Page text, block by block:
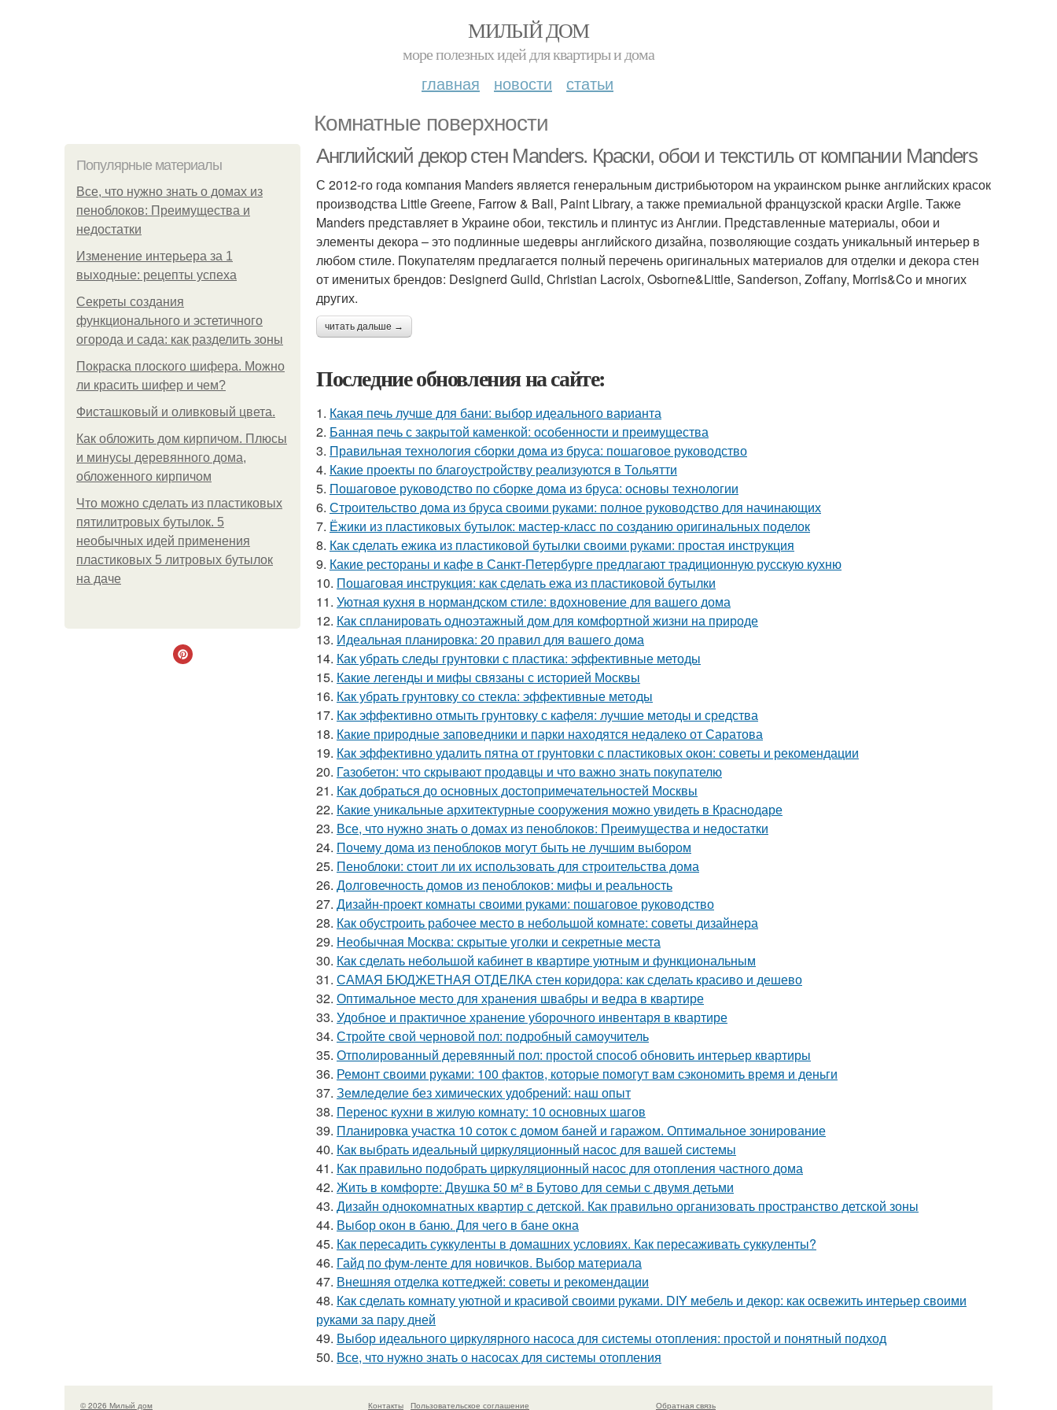
МИЛЫЙ ДОМ
море полезных идей для квартиры и дома
главная новости статьи
Комнатные поверхности
Популярные материалы
Все, что нужно знать о домах из
пеноблоков: Преимущества и
недостатки
Изменение интерьера за 1
выходные: рецепты успеха
Секреты создания
функционального и эстетичного
огорода и сада: как разделить зоны
Покраска плоского шифера. Можно
ли красить шифер и чем?
Фисташковый и оливковый цвета.
Как обложить дом кирпичом. Плюсы
и минусы деревянного дома,
обложенного кирпичом
Что можно сделать из пластиковых
пятилитровых бутылок. 5
необычных идей применения
пластиковых 5 литровых бутылок
на даче
Английский декор стен Manders. Краски, обои и текстиль от компании Manders
С 2012-го года компания Manders является генеральным дистрибьютором на украинском рынке английских красок
производства Little Greene, Farrow & Ball, Paint Library, а также премиальной французской краски Argile. Также
Manders представляет в Украине обои, текстиль и плинтус из Англии. Представленные материалы, обои и
элементы декора – это подлинные шедевры английского дизайна, позволяющие создать уникальный интерьер в
любом стиле. Покупателям предлагается полный перечень оригинальных материалов для отделки и декора стен
от именитых брендов: Designerd Guild, Christian Lacroix, Osborne&Little, Sanderson, Zoffany, Morris&Co и многих
других.
читать дальше →
Последние обновления на сайте:
1. Какая печь лучше для бани: выбор идеального варианта
2. Банная печь с закрытой каменкой: особенности и преимущества
3. Правильная технология сборки дома из бруса: пошаговое руководство
4. Какие проекты по благоустройству реализуются в Тольятти
5. Пошаговое руководство по сборке дома из бруса: основы технологии
6. Строительство дома из бруса своими руками: полное руководство для начинающих
7. Ёжики из пластиковых бутылок: мастер-класс по созданию оригинальных поделок
8. Как сделать ежика из пластиковой бутылки своими руками: простая инструкция
9. Какие рестораны и кафе в Санкт-Петербурге предлагают традиционную русскую кухню
10. Пошаговая инструкция: как сделать ежа из пластиковой бутылки
11. Уютная кухня в нормандском стиле: вдохновение для вашего дома
12. Как спланировать одноэтажный дом для комфортной жизни на природе
13. Идеальная планировка: 20 правил для вашего дома
14. Как убрать следы грунтовки с пластика: эффективные методы
15. Какие легенды и мифы связаны с историей Москвы
16. Как убрать грунтовку со стекла: эффективные методы
17. Как эффективно отмыть грунтовку с кафеля: лучшие методы и средства
18. Какие природные заповедники и парки находятся недалеко от Саратова
19. Как эффективно удалить пятна от грунтовки с пластиковых окон: советы и рекомендации
20. Газобетон: что скрывают продавцы и что важно знать покупателю
21. Как добраться до основных достопримечательностей Москвы
22. Какие уникальные архитектурные сооружения можно увидеть в Краснодаре
23. Все, что нужно знать о домах из пеноблоков: Преимущества и недостатки
24. Почему дома из пеноблоков могут быть не лучшим выбором
25. Пеноблоки: стоит ли их использовать для строительства дома
26. Долговечность домов из пеноблоков: мифы и реальность
27. Дизайн-проект комнаты своими руками: пошаговое руководство
28. Как обустроить рабочее место в небольшой комнате: советы дизайнера
29. Необычная Москва: скрытые уголки и секретные места
30. Как сделать небольшой кабинет в квартире уютным и функциональным
31. САМАЯ БЮДЖЕТНАЯ ОТДЕЛКА стен коридора: как сделать красиво и дешево
32. Оптимальное место для хранения швабры и ведра в квартире
33. Удобное и практичное хранение уборочного инвентаря в квартире
34. Стройте свой черновой пол: подробный самоучитель
35. Отполированный деревянный пол: простой способ обновить интерьер квартиры
36. Ремонт своими руками: 100 фактов, которые помогут вам сэкономить время и деньги
37. Земледелие без химических удобрений: наш опыт
38. Перенос кухни в жилую комнату: 10 основных шагов
39. Планировка участка 10 соток с домом баней и гаражом. Оптимальное зонирование
40. Как выбрать идеальный циркуляционный насос для вашей системы
41. Как правильно подобрать циркуляционный насос для отопления частного дома
42. Жить в комфорте: Двушка 50 м² в Бутово для семьи с двумя детьми
43. Дизайн однокомнатных квартир с детской. Как правильно организовать пространство детской зоны
44. Выбор окон в баню. Для чего в бане окна
45. Как пересадить суккуленты в домашних условиях. Как пересаживать суккуленты?
46. Гайд по фум-ленте для новичков. Выбор материала
47. Внешняя отделка коттеджей: советы и рекомендации
48. Как сделать комнату уютной и красивой своими руками. DIY мебель и декор: как освежить интерьер своими
руками за пару дней
49. Выбор идеального циркулярного насоса для системы отопления: простой и понятный подход
50. Все, что нужно знать о насосах для системы отопления
© 2026 Милый дом Контакты Пользовательское соглашение Обратная связь